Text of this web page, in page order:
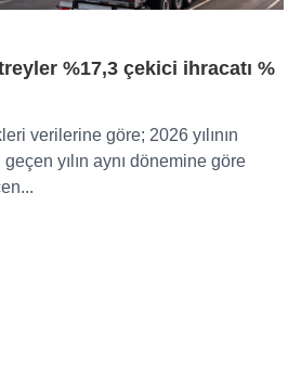
treyler %17,3 çekici ihracatı %
verilerine göre; 2026 yılının
yılın aynı dönemine göre